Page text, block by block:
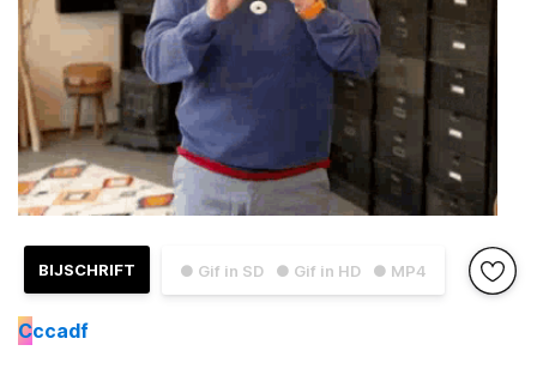
● Gif in SD ● Gif in HD ● MP4
BIJSCHRIFT
Cccadf